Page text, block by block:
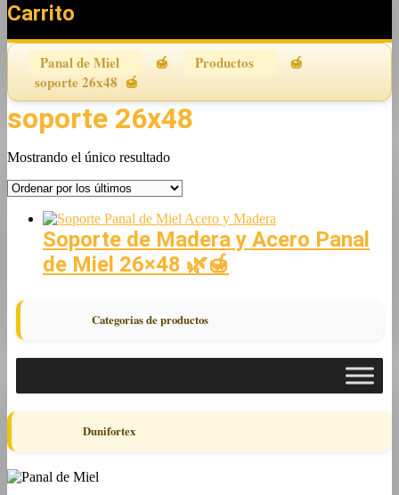
Carrito
Panal de Miel
Productos
soporte 26x48
soporte 26x48
Mostrando el único resultado
Soporte de Madera y Acero Panal
de Miel 26×48 🌿🍯
Categorias de productos
Dunifortex